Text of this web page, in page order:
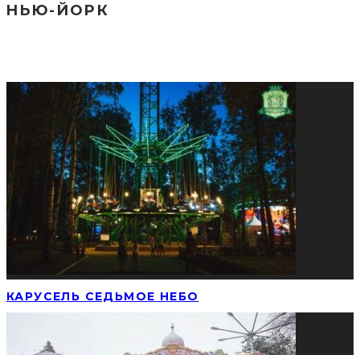
HЬЮ-ЙOPК
КАРУСЕЛЬ СЕДЬМОЕ НЕБО